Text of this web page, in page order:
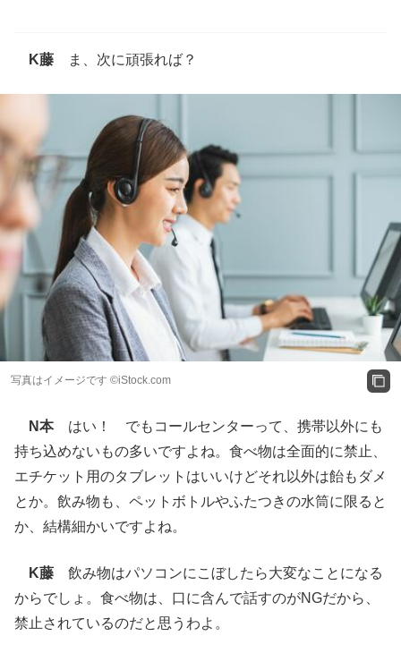
K藤 ま、次に頑張れば？
写真はイメージです ©iStock.com
N本 はい！ でもコールセンターって、携帯以外にも
持ち込めないもの多いですよね。食べ物は全面的に禁止、
エチケット用のタブレットはいいけどそれ以外は飴もダメ
とか。飲み物も、ペットボトルやふたつきの水筒に限ると
か、結構細かいですよね。
K藤 飲み物はパソコンにこぼしたら大変なことになる
からでしょ。食べ物は、口に含んで話すのがNGだから、
禁止されているのだと思うわよ。